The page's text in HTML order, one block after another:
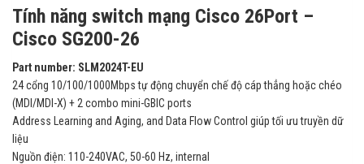
Tính năng switch mạng Cisco 26Port –
Cisco SG200-26
Part number: SLM2024T-EU
24 cổng 10/100/1000Mbps tự động chuyển chế độ cáp thẳng hoặc chéo
(MDI/MDI-X) + 2 combo mini-GBIC ports
Address Learning and Aging, and Data Flow Control giúp tối ưu truyền dữ
liệu
Nguồn điện: 110-240VAC, 50-60 Hz, internal